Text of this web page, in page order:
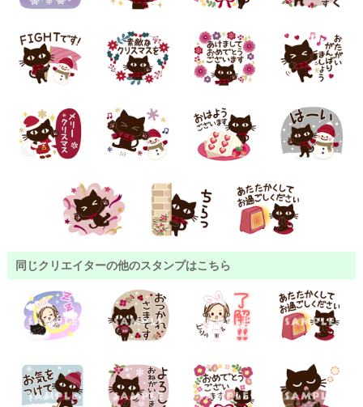
同じクリエイターの他のスタンプはこちら